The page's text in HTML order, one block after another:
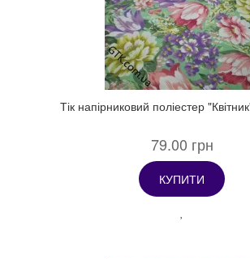
Тік напірниковий поліестер
79.00 грн
КУПИТИ